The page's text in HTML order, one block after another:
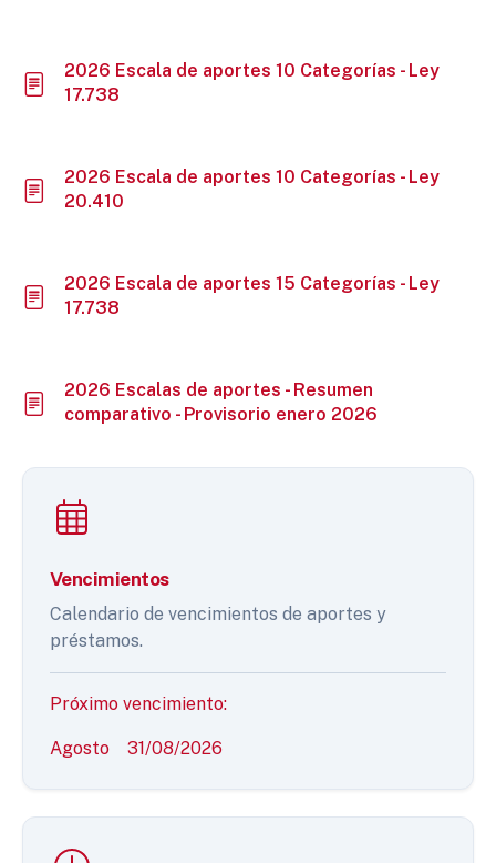
2026 Escala de aportes 10 Categorías - Ley
17.738
2026 Escala de aportes 10 Categorías - Ley
20.410
2026 Escala de aportes 15 Categorías - Ley
17.738
2026 Escalas de aportes - Resumen
comparativo - Provisorio enero 2026
Vencimientos
Calendario de vencimientos de aportes y
préstamos.
Próximo vencimiento:
Agosto 31/08/2026